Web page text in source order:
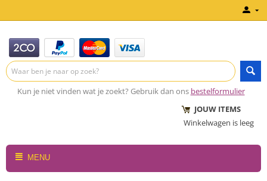
Kun je niet vinden wat je zoekt? Gebruik dan ons bestelformulier
JOUW ITEMS
Winkelwagen is leeg
MENU